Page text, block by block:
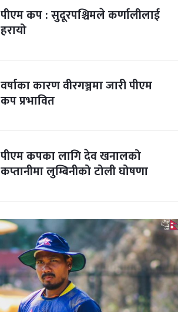
पीएम कप : सुदूरपश्चिमले कर्णालीलाई
हरायो
वर्षाका कारण वीरगञ्जमा जारी पीएम
कप प्रभावित
पीएम कपका लागि देव खनालको
कप्तानीमा लुम्बिनीको टोली घोषणा